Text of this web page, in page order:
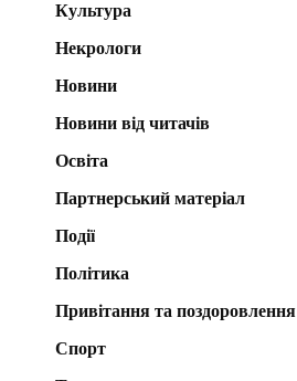
Культура
Некрологи
Новини
Новини від читачів
Освіта
Партнерський матеріал
Події
Політика
Привітання та поздоровлення
Спорт